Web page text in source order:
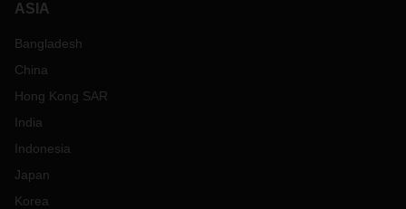
ASIA
Bangladesh
China
Hong Kong SAR
India
Indonesia
Japan
Korea